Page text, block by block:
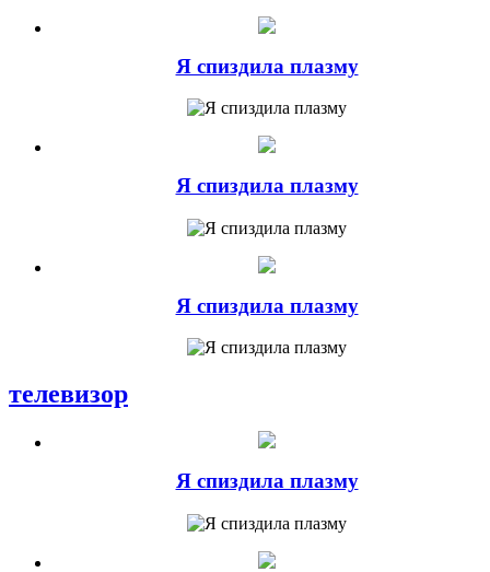
Я спиздила плазму
Я спиздила плазму
Я спиздила плазму
телевизор
Я спиздила плазму